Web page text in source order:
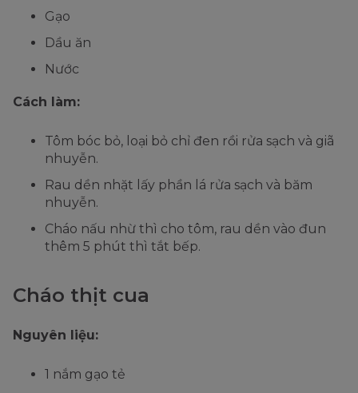
Gạo
Dầu ăn
Nước
Cách làm:
Tôm bóc bỏ, loại bỏ chỉ đen rồi rửa sạch và giã
nhuyễn.
Rau dền nhặt lấy phần lá rửa sạch và băm
nhuyễn.
Cháo nấu nhừ thì cho tôm, rau dền vào đun
thêm 5 phút thì tắt bếp.
Cháo thịt cua
Nguyên liệu:
1 nắm gạo tẻ